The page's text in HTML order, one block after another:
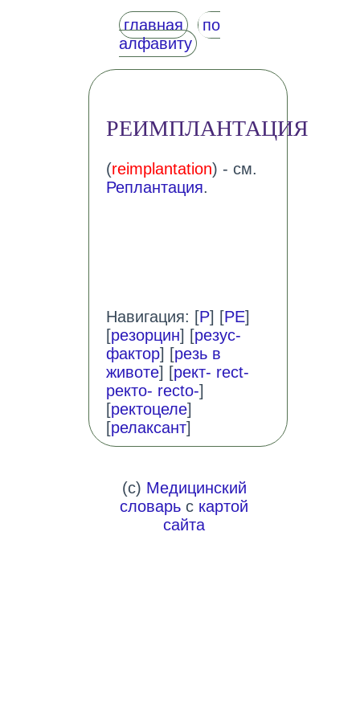
главная
по
алфавиту
РЕИМПЛАНТАЦИЯ
(reimplantation) - см.
Реплантация.
Навигация: [Р] [РЕ]
[резорцин] [резус-
фактор] [резь в
животе] [рект- rect-
ректо- recto-]
[ректоцеле]
[релаксант]
(c) Медицинский
словарь с картой
сайта